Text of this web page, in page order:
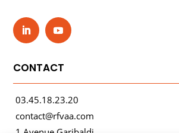
CONTACT
03.45.18.23.20
contact@rfvaa.com